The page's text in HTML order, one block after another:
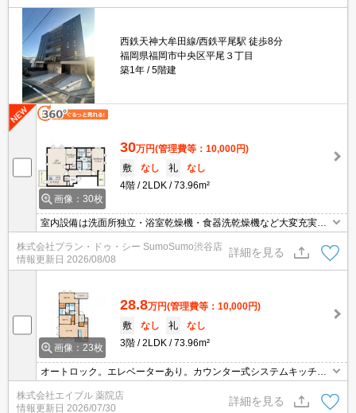
西鉄天神大牟田線/西鉄平尾駅 徒歩8分
福岡県福岡市中央区平尾３丁目
築1年
5階建
画像：30枚
30万円(管理費等：10,000円)
敷
なし 礼
なし
4階
2LDK 73.96m²
室内設備は洗面所独立・浴室乾燥機・食器洗乾燥機など大変充実し
ております。セキュリティ面は、オートロック・TVインターホンな
どを備え付けているので安心して暮らせます。収納はクロゼット・
シューズWICなどが備え付けられているので、衣類や日用品の収納
に重宝します。この物件なら、近くに駐車スペースも備えていま
株式会社プラン・ドゥ・シー SumoSumo渋谷店
情報更新日 2026/08/08
詳細を見る
画像：23枚
28.8万円(管理費等：10,000円)
敷
なし 礼
なし
3階
2LDK 73.96m²
オートロック。エレベーターあり。カウンター式システムキッチ
ン。ペット応相談。
株式会社エイブル 薬院店
情報更新日 2026/07/30
詳細を見る